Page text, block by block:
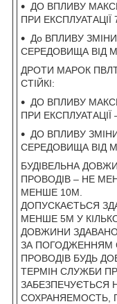
ДО ВПЛИВУ
ПРИ ЕКСПЛУАТАЦІЇ
До ВПЛИВУ
СЕРЕДОВИЩА ВІД
ДРОТИ МАРОК
СТІЙКІ:
ДО ВПЛИВУ
ПРИ ЕКСПЛУАТАЦІЇ
ДО ВПЛИВУ
СЕРЕДОВИЩА ВІД
БУДІВЕЛЬНА
ПРОВОДІВ – НЕ
МЕНШЕ 10М.
ДОПУСКАЄТЬСЯ
МЕНШЕ 5М У
ДОВЖИНИ ЗДАВАНОЇ
ЗА ПОГОДЖЕННЯМ
ПРОВОДІВ БУДЬ
ТЕРМІН СЛУЖБИ
ЗАБЕЗПЕЧУЄТЬСЯ
СОХРАНЯЕМОСТЬ,